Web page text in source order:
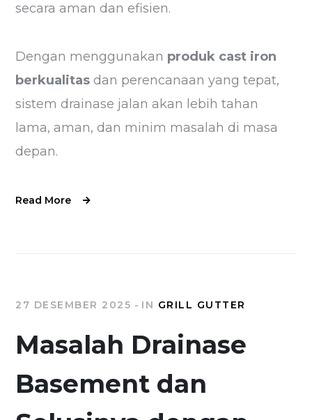
secara aman dan efisien.
Dengan menggunakan produk cast iron
berkualitas dan perencanaan yang tepat,
sistem drainase jalan akan lebih tahan
lama, aman, dan minim masalah di masa
depan.
Read More
27 DESEMBER 2025 IN GRILL GUTTER
Masalah Drainase
Basement dan